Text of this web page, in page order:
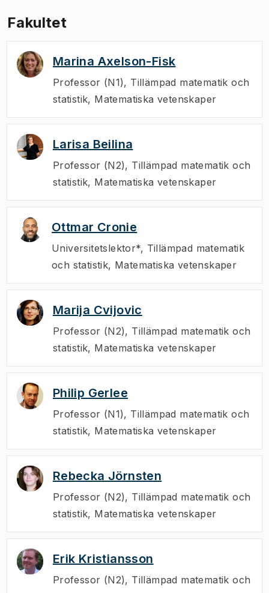
Fakultet
Marina Axelson-Fisk
Professor (N1), Tillämpad matematik och
statistik, Matematiska vetenskaper
Larisa Beilina
Professor (N2), Tillämpad matematik och
statistik, Matematiska vetenskaper
Ottmar Cronie
Universitetslektor*, Tillämpad matematik
och statistik, Matematiska vetenskaper
Marija Cvijovic
Professor (N2), Tillämpad matematik och
statistik, Matematiska vetenskaper
Philip Gerlee
Professor (N1), Tillämpad matematik och
statistik, Matematiska vetenskaper
Rebecka Jörnsten
Professor (N2), Tillämpad matematik och
statistik, Matematiska vetenskaper
Erik Kristiansson
Professor (N2), Tillämpad matematik och